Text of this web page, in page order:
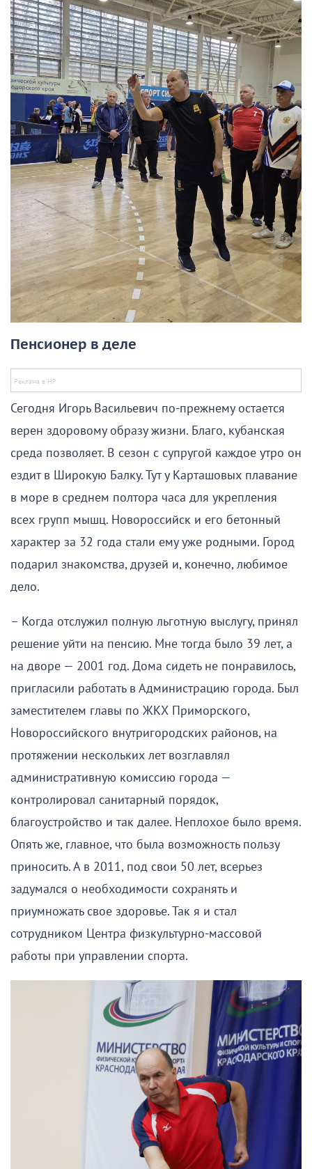
Пенсионер в деле
Сегодня Игорь Васильевич по-прежнему остается
верен здоровому образу жизни. Благо, кубанская
среда позволяет. В сезон с супругой каждое утро он
ездит в Широкую Балку. Тут у Карташовых плавание
в море в среднем полтора часа для укрепления
всех групп мышц. Новороссийск и его бетонный
характер за 32 года стали ему уже родными. Город
подарил знакомства, друзей и, конечно, любимое
дело.
– Когда отслужил полную льготную выслугу, принял
решение уйти на пенсию. Мне тогда было 39 лет, а
на дворе — 2001 год. Дома сидеть не понравилось,
пригласили работать в Администрацию города. Был
заместителем главы по ЖКХ Приморского,
Новороссийского внутригородских районов, на
протяжении нескольких лет возглавлял
административную комиссию города —
контролировал санитарный порядок,
благоустройство и так далее. Неплохое было время.
Опять же, главное, что была возможность пользу
приносить. А в 2011, под свои 50 лет, всерьез
задумался о необходимости сохранять и
приумножать свое здоровье. Так я и стал
сотрудником Центра физкультурно-массовой
работы при управлении спорта.